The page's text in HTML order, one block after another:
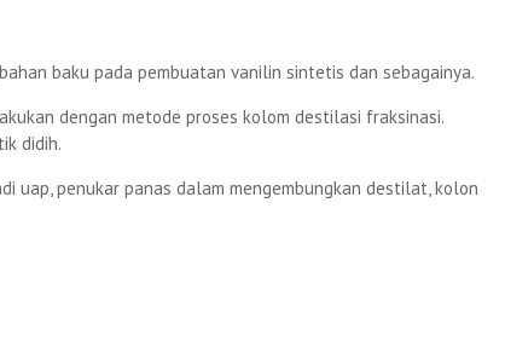
baku pada pembuatan vanilin sintetis dan sebagainya.
dengan metode proses kolom destilasi fraksinasi.
didih.
uap, penukar panas dalam mengembungkan destilat, kolon